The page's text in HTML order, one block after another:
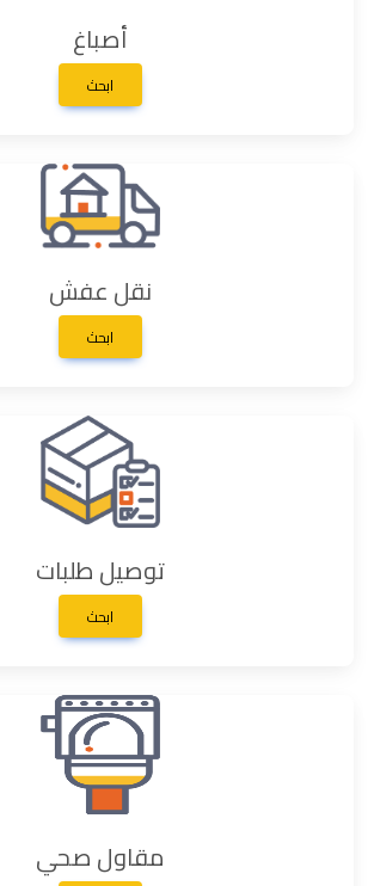
أصباغ
ابحث
نقل عفش
ابحث
توصيل طلبات
ابحث
مقاول صحي